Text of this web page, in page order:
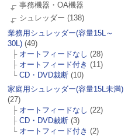
事務機器・OA機器
シュレッダー (138)
業務用シュレッダー(容量15L～
30L) (49)
├ オートフィードなし (28)
├ オートフィード付き (11)
└ CD・DVD裁断 (10)
家庭用シュレッダー(容量15L未満)
(27)
├ オートフィードなし (22)
├ CD・DVD裁断 (3)
└ オートフィード付き (2)